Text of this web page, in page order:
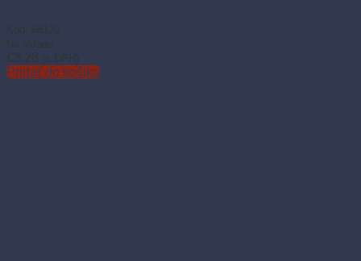
Kód: 68120
Na sklade
€3.28 (s DPH)
Pridať do košíka